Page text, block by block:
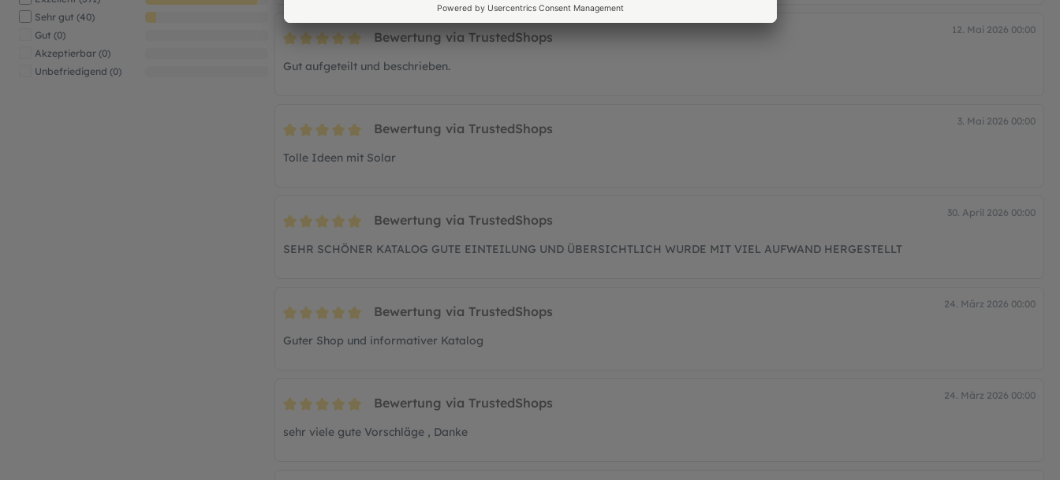
Sehr gut (40)
Gut (0)
Akzeptierbar (0)
Unbefriedigend (0)
12. Mai 2026 00:00
Bewertung via TrustedShops
Gut aufgeteilt und beschrieben.
3. Mai 2026 00:00
Bewertung via TrustedShops
Tolle Ideen mit Solar
30. April 2026 00:00
Bewertung via TrustedShops
SEHR SCHÖNER KATALOG GUTE EINTEILUNG UND ÜBERSICHTLICH WURDE MIT VIEL AUFWAND HERGESTELLT
24. März 2026 00:00
Bewertung via TrustedShops
Guter Shop und informativer Katalog
24. März 2026 00:00
Bewertung via TrustedShops
sehr viele gute Vorschläge , Danke